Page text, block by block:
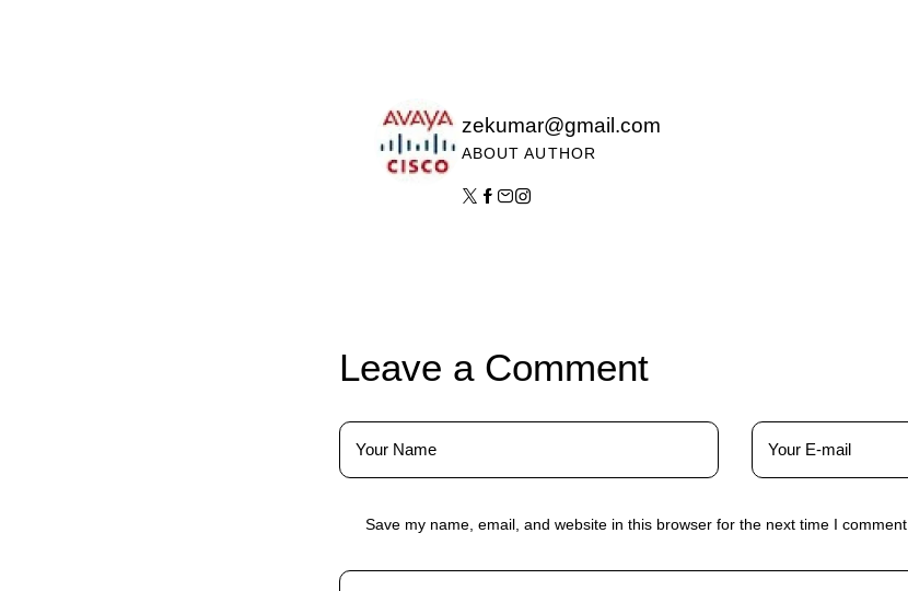
zekumar@gmail.com
ABOUT AUTHOR
Leave a Comment
Save my name, email, and website in this browser for the next time I comment.